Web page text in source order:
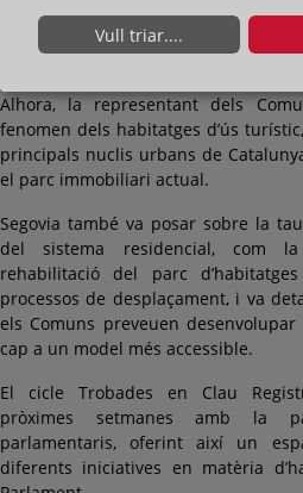
regulació del lloguer en zones
tensionades” i el seu règim
Alhora, la representant dels
fenomen dels habitatges d’ús
principals nuclis urbans de
el parc immobiliari actual.
Segovia també va posar sobre la
del sistema residencial, com
rehabilitació del parc
processos de desplaçament, i va
els Comuns preveuen
cap a un model més accessible.
El cicle Trobades en Clau
pròximes setmanes amb la
parlamentaris, oferint així un
diferents iniciatives en matèria
Vull triar....